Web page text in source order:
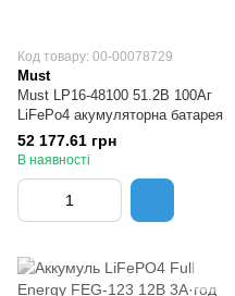
Код товару: 00-00078729
Must
Must LP16-48100 51.2В 100Аг
LiFePo4 акумуляторна батарея
52 177.61 грн
В наявності